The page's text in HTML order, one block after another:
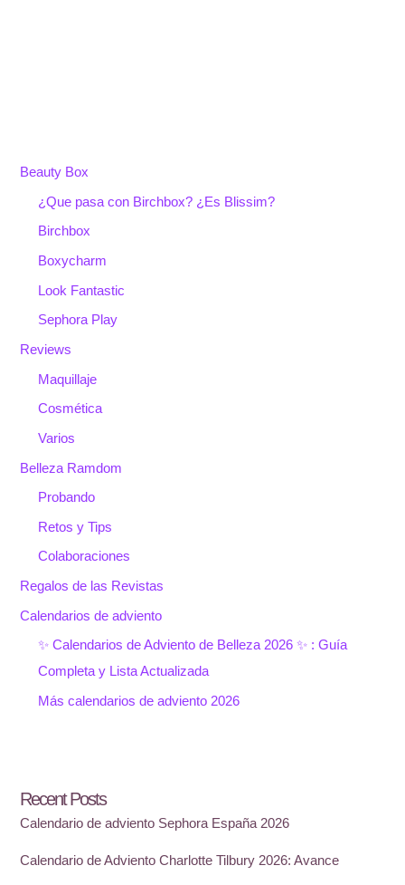
Beauty Box
¿Que pasa con Birchbox? ¿Es Blissim?
Birchbox
Boxycharm
Look Fantastic
Sephora Play
Reviews
Maquillaje
Cosmética
Varios
Belleza Ramdom
Probando
Retos y Tips
Colaboraciones
Regalos de las Revistas
Calendarios de adviento
✨ Calendarios de Adviento de Belleza 2026 ✨ : Guía
Completa y Lista Actualizada
Más calendarios de adviento 2026
Recent Posts
Calendario de adviento Sephora España 2026
Calendario de Adviento Charlotte Tilbury 2026: Avance